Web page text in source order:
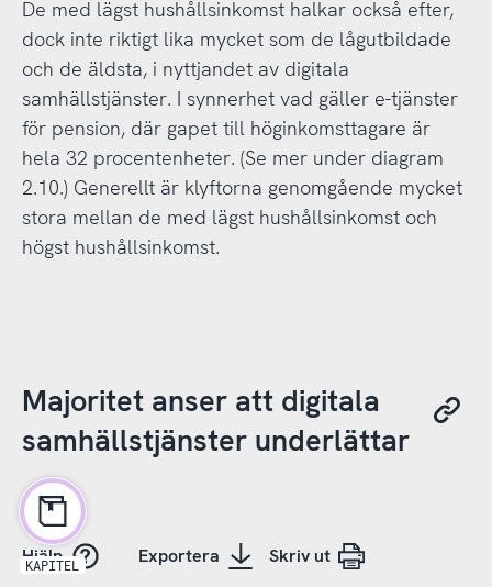
De med lägst hushållsinkomst halkar också efter,
dock inte riktigt lika mycket som de lågutbildade
och de äldsta, i nyttjandet av digitala
samhällstjänster. I synnerhet vad gäller e-tjänster
för pension, där gapet till höginkomsttagare är
hela 32 procentenheter. (Se mer under diagram
2.10.) Generellt är klyftorna genomgående mycket
stora mellan de med lägst hushållsinkomst och
högst hushållsinkomst.
Majoritet anser att digitala
samhällstjänster underlättar
Hjälp Exportera Skriv ut
KAPITEL